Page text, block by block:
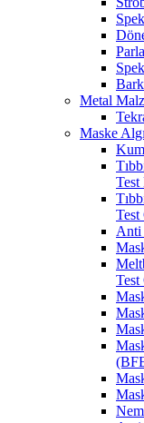
Metal
Maske
Test
Test
Anti
Test